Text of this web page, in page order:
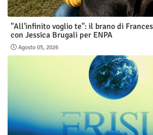
"All'infinito voglio te": il brano di
con Jessica Brugali per ENPA
Agosto 05, 2026